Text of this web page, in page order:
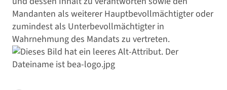
Mandanten als weiterer Hauptbevollmächtigter oder
zumindest als Unterbevollmächtigter in
Wahrnehmung des Mandats zu vertreten.